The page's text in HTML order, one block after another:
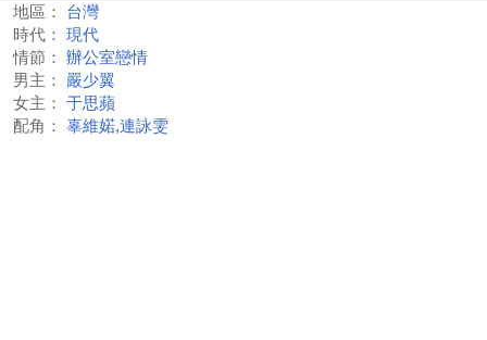
地區：
台灣
時代：
現代
情節：
辦公室戀情
男主：
嚴少翼
女主：
于思蘋
配角：
辜維婼,連詠雯